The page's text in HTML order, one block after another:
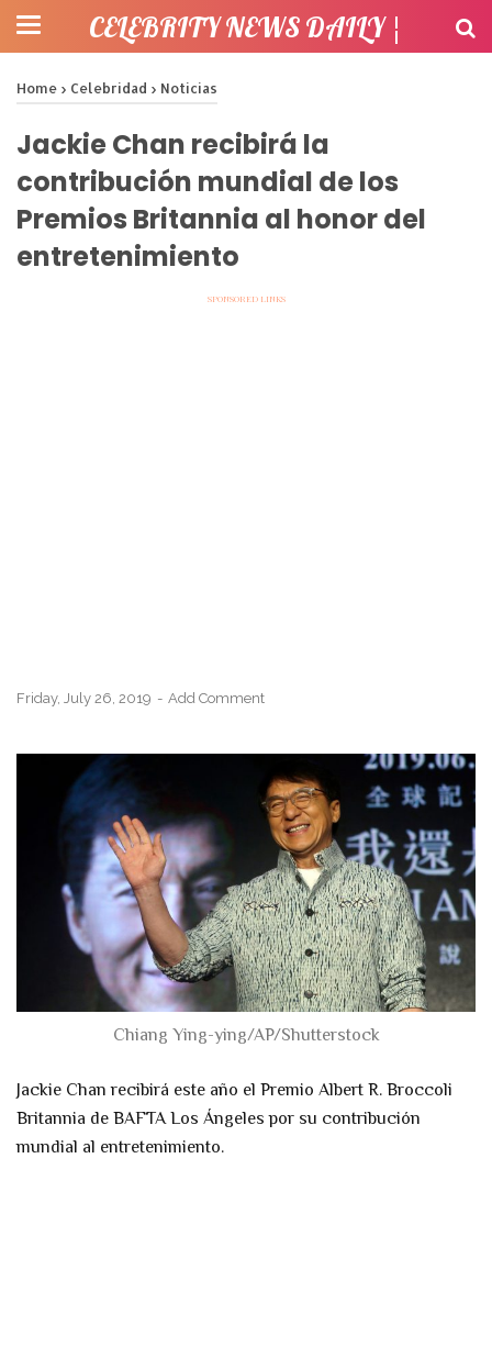
CELEBRITY NEWS DAILY ¦
Home › Celebridad › Noticias
Jackie Chan recibirá la
contribución mundial de los
Premios Britannia al honor del
entretenimiento
SPONSORED LINKS
Friday, July 26, 2019 Add Comment
Chiang Ying-ying/AP/Shutterstock
Jackie Chan recibirá este año el Premio Albert R. Broccoli
Britannia de BAFTA Los Ángeles por su contribución
mundial al entretenimiento.